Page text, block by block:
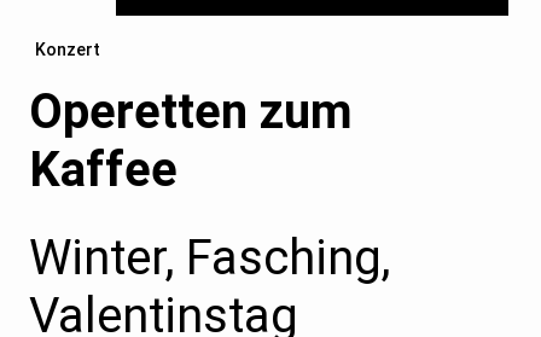
Konzert
Operetten zum
Kaffee
Winter, Fasching,
Valentinstag